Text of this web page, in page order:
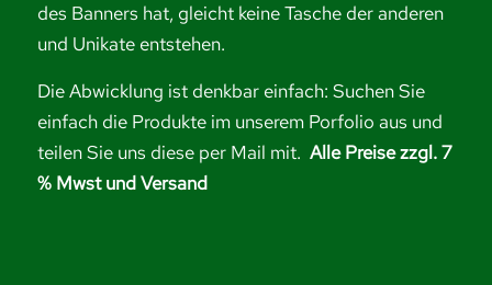
des Banners hat, gleicht keine Tasche der anderen
und Unikate entstehen.
Die Abwicklung ist denkbar einfach: Suchen Sie
einfach die Produkte im unserem Porfolio aus und
teilen Sie uns diese per Mail mit. Alle Preise zzgl. 7
% Mwst und Versand